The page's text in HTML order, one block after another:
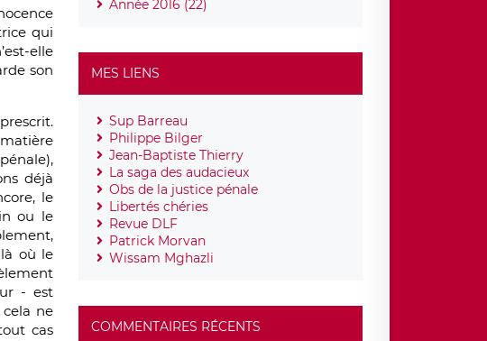
qui
elle
son
déjà
le
ou le
où le
- est
ne
cas
Année 2016 (22)
MES LIENS
Sup Barreau
Philippe Bilger
Jean-Baptiste Thierry
La saga des audacieux
Obs de la justice pénale
Libertés chéries
Revue DLF
Patrick Morvan
Wissam Mghazli
COMMENTAIRES RÉCENTS